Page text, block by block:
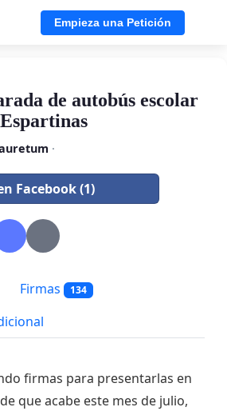
Empieza una Petición
de autobús escolar
·
Facebook (1)
Firmas 134
firmas para presentarlas en
que acabe este mes de julio,